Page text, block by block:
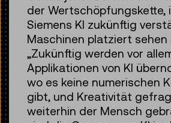
der Wertschöpfungskette,
Siemens KI zukünftig
Maschinen platziert sehen
„Zukünftig werden vor
Applikationen von KI
wo es keine numerischen
gibt, und Kreativität
weiterhin der Mensch